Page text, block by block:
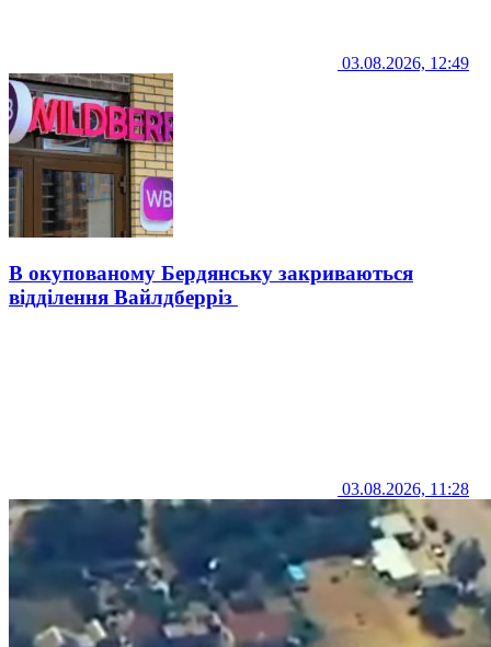
03.08.2026, 12:49
В окупованому Бердянську закриваються
відділення Вайлдберріз
03.08.2026, 11:28